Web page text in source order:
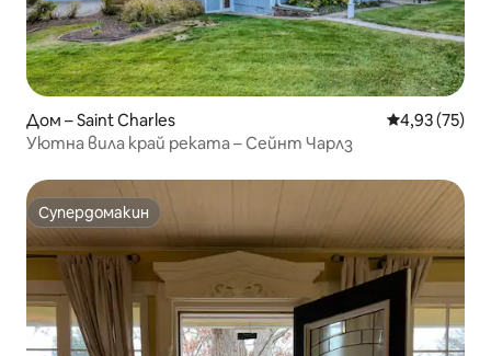
Дом – Saint Charles Средна
4,93 (75)
Уютна вила край реката – Сейнт Чарлз
Супердомакин
Супердомакин